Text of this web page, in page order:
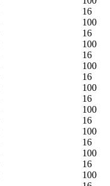
16
100
16
100
16
100
16
100
16
100
16
100
16
100
16
100